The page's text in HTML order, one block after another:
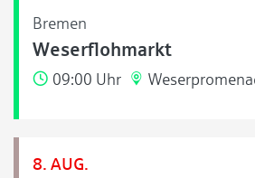
Bremen
Weserflohmarkt
09:00 Uhr
8. AUG.